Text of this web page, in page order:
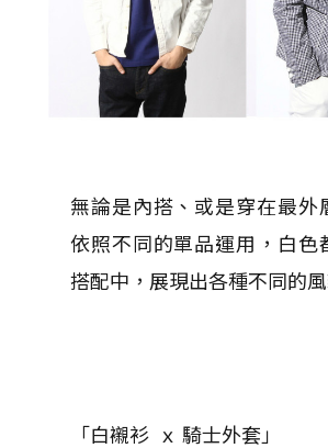
無論是內搭、或是穿在最外
依照不同的單品運用，白色
搭配中，展現出各種不同的風
「白襯衫 ｘ 騎士外套」